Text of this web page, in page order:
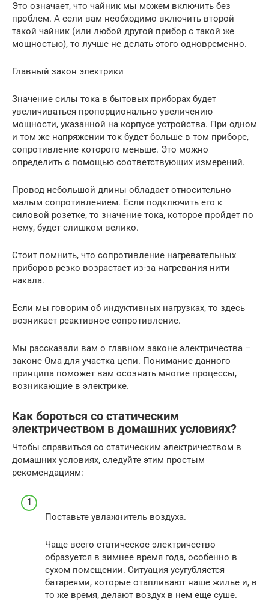
Это означает, что чайник мы можем включить без
проблем. А если вам необходимо включить второй
такой чайник (или любой другой прибор с такой же
мощностью), то лучше не делать этого одновременно.
Главный закон электрики
Значение силы тока в бытовых приборах будет
увеличиваться пропорционально увеличению
мощности, указанной на корпусе устройства. При одном
и том же напряжении ток будет больше в том приборе,
сопротивление которого меньше. Это можно
определить с помощью соответствующих измерений.
Провод небольшой длины обладает относительно
малым сопротивлением. Если подключить его к
силовой розетке, то значение тока, которое пройдет по
нему, будет слишком велико.
Стоит помнить, что сопротивление нагревательных
приборов резко возрастает из-за нагревания нити
накала.
Если мы говорим об индуктивных нагрузках, то здесь
возникает реактивное сопротивление.
Мы рассказали вам о главном законе электричества –
законе Ома для участка цепи. Понимание данного
принципа поможет вам осознать многие процессы,
возникающие в электрике.
Как бороться со статическим
электричеством в домашних условиях?
Чтобы справиться со статическим электричеством в
домашних условиях, следуйте этим простым
рекомендациям:
Поставьте увлажнитель воздуха.
Чаще всего статическое электричество
образуется в зимнее время года, особенно в
сухом помещении. Ситуация усугубляется
батареями, которые отапливают наше жилье и, в
то же время, делают воздух в нем еще суше.